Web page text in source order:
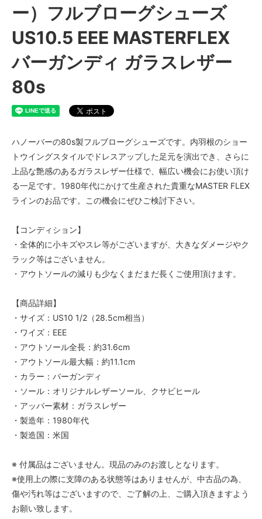
ー）フルブローグシューズ
US10.5 EEE MASTERFLEX
バーガンディ ガラスレザー
80s
ハノーバーの80s製フルブローグシューズです。内羽根のショー
トウイングスタイルでドレスアップした足元を演出でき、さらに
上品な艶感のあるガラスレザー仕様で、幅広い機会にお使い頂け
る一足です。1980年代にかけて生産された貴重なMASTER FLEX
ラインのお品です。この機会にぜひご検討下さい。
【コンディション】
・全体的に小キズやスレ等がございますが、大きなダメージやク
ラック等はございません。
・アウトソールの減りも少なくまだまだ長くご使用頂けます。
【商品詳細】
・サイズ：US10 1/2（28.5cm相当）
・ワイズ：EEE
・アウトソール全長：約31.6cm
・アウトソール最大幅：約11.1cm
・カラー：バーガンディ
・ソール：オリジナルレザーソール、クサビヒール
・アッパー素材：ガラスレザー
・製造年：1980年代
・製造国：米国
※ 付属品はございません。現品のみのお渡しとなります。
※使用上の際に支障のある状態等はありませんが、中古品の為、
傷や汚れ等はございますので、ご了解の上、ご購入頂きますよう
お願い致します。